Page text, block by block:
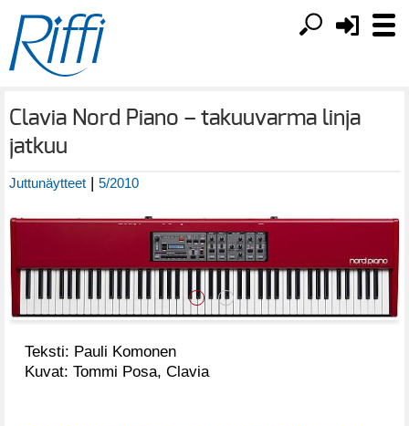
Clavia Nord Piano – takuuvarma linja
jatkuu
Juttunäytteet | 5/2010
Teksti: Pauli Komonen
Kuvat: Tommi Posa, Clavia